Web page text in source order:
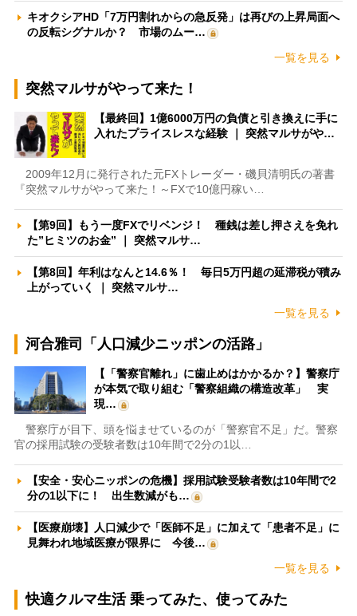
キオクシアHD「7万円割れからの急反発」は再びの上昇局面へ
の反転シグナルか？ 市場のムー…
一覧を見る
突然マルサがやって来た！
【最終回】1億6000万円の負債と引き換えに手に
入れたプライスレスな経験 ｜ 突然マルサがや…
2009年12月に発行された元FXトレーダー・磯貝清明氏の著書
『突然マルサがやって来た！～FXで10億円稼い…
【第9回】もう一度FXでリベンジ！ 種銭は差し押さえを免れ
た”ヒミツのお金” ｜ 突然マルサ…
【第8回】年利はなんと14.6％！ 毎日5万円超の延滞税が積み
上がっていく ｜ 突然マルサ…
一覧を見る
河合雅司「人口減少ニッポンの活路」
【「警察官離れ」に歯止めはかかるか？】警察庁
が本気で取り組む「警察組織の構造改革」 実
現…
警察庁が目下、頭を悩ませているのが「警察官不足」だ。警察
官の採用試験の受験者数は10年間で2分の1以…
【安全・安心ニッポンの危機】採用試験受験者数は10年間で2
分の1以下に！ 出生数減がも…
【医療崩壊】人口減少で「医師不足」に加えて「患者不足」に
見舞われ地域医療が限界に 今後…
一覧を見る
快適クルマ生活 乗ってみた、使ってみた